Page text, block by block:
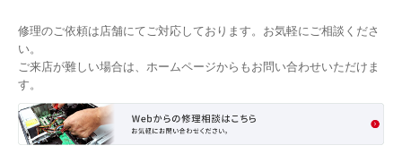
修理のご依頼は店舗にてご対応しております。お気軽にご相談くださ
い。
ご来店が難しい場合は、ホームページからもお問い合わせいただけま
す。